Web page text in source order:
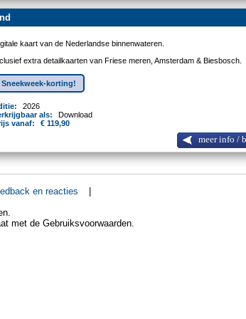
kaart van de Nederlandse binnenwateren.
extra detailkaarten van Friese meren, Amsterdam & Biesbosch.
Sneekweek-korting!
2026
als:
Download
vanaf:
€ 119,90
meer info /
en reacties
|
met de Gebruiksvoorwaarden.